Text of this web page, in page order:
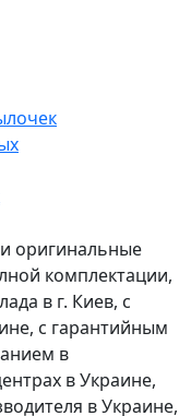
оригинальные
комплектации,
в г. Киев, с
с гарантийным
в
в Украине,
в Украине,